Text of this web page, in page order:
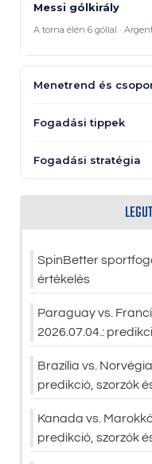
Messi gólkirály
A torna élén 6 góllal ·
Menetrend és
Fogadási tippek
Fogadási stratégia
SpinBetter
értékelés
Paraguay vs.
2026.07.04.:
Brazília vs.
predikció, szorzók
Kanada vs.
predikció, szorzók